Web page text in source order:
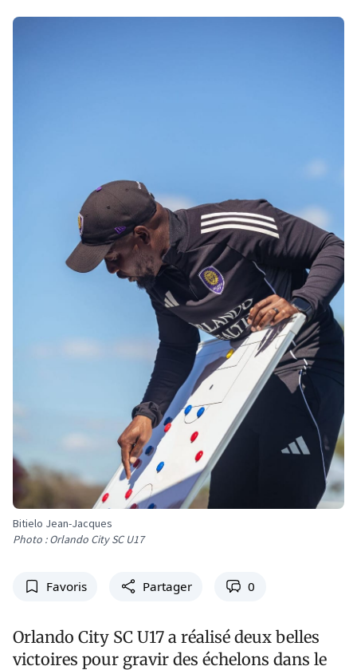
Bitielo Jean-Jacques
Photo : Orlando City SC U17
Favoris Partager 0
Orlando City SC U17 a réalisé deux belles
victoires pour gravir des échelons dans le